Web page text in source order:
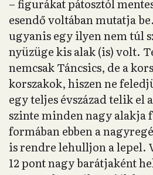
– figurákat pátosztól
esendő voltában mutatja
ugyanis egy ilyen nem túl
nyüzüge kis alak (is) volt.
nemcsak Táncsics, de a
korszakok, hiszen ne
egy teljes évszázad telik el
szinte minden nagy
formában ebben a
is rendre lehulljon a lepel.
12 pont nagy barátjaként